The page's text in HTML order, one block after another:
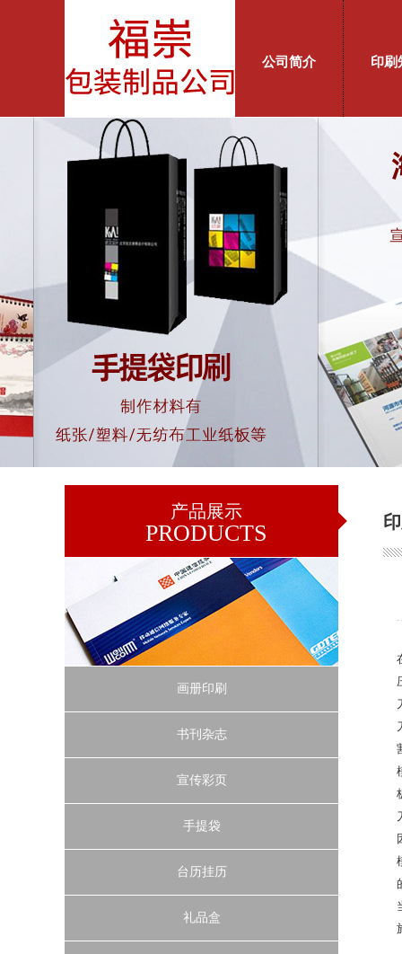
公司简介 印刷
产品展示
PRODUCTS
画册印刷
书刊杂志
宣传彩页
手提袋
台历挂历
礼品盒